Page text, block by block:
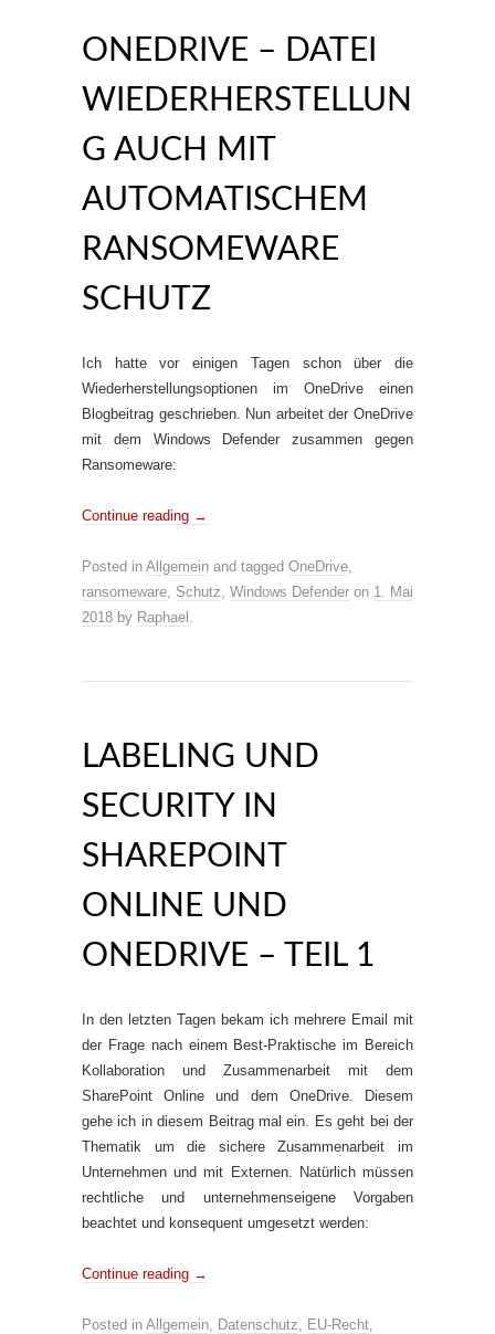
ONEDRIVE – DATEI
WIEDERHERSTELLUN
G AUCH MIT
AUTOMATISCHEM
RANSOMEWARE
SCHUTZ
Ich hatte vor einigen Tagen schon über die
Wiederherstellungsoptionen im OneDrive einen
Blogbeitrag geschrieben. Nun arbeitet der OneDrive
mit dem Windows Defender zusammen gegen
Ransomeware:
Continue reading →
Posted in Allgemein and tagged OneDrive,
ransomeware, Schutz, Windows Defender on 1. Mai
2018 by Raphael .
LABELING UND
SECURITY IN
SHAREPOINT
ONLINE UND
ONEDRIVE – TEIL 1
In den letzten Tagen bekam ich mehrere Email mit
der Frage nach einem Best-Praktische im Bereich
Kollaboration und Zusammenarbeit mit dem
SharePoint Online und dem OneDrive. Diesem
gehe ich in diesem Beitrag mal ein. Es geht bei der
Thematik um die sichere Zusammenarbeit im
Unternehmen und mit Externen. Natürlich müssen
rechtliche und unternehmenseigene Vorgaben
beachtet und konsequent umgesetzt werden:
Continue reading →
Posted in Allgemein, Datenschutz, EU-Recht,